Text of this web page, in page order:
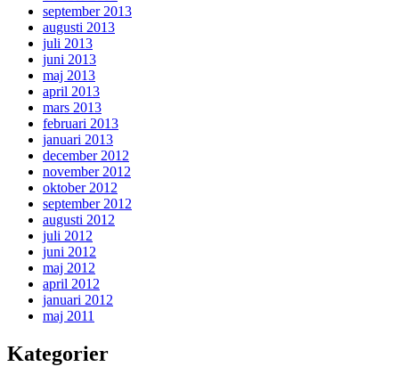
september 2013
augusti 2013
juli 2013
juni 2013
maj 2013
april 2013
mars 2013
februari 2013
januari 2013
december 2012
november 2012
oktober 2012
september 2012
augusti 2012
juli 2012
juni 2012
maj 2012
april 2012
januari 2012
maj 2011
Kategorier